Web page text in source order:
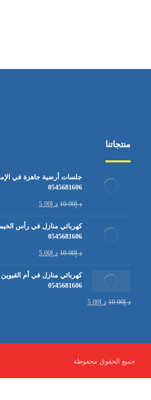
منتجاتنا
جلسات أرضية جاهزة في
0545681606
د.إ10.00 د.إ 5.00
0545681606
د.إ10.00 د.إ 5.00
0545681606
د.إ10.00 د.إ 5.00
جميع الحقوق محفوظة